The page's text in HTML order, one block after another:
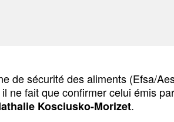
de sécurité des aliments (Efsa/
fait que confirmer celui émis
Kosciusko-Morizet.